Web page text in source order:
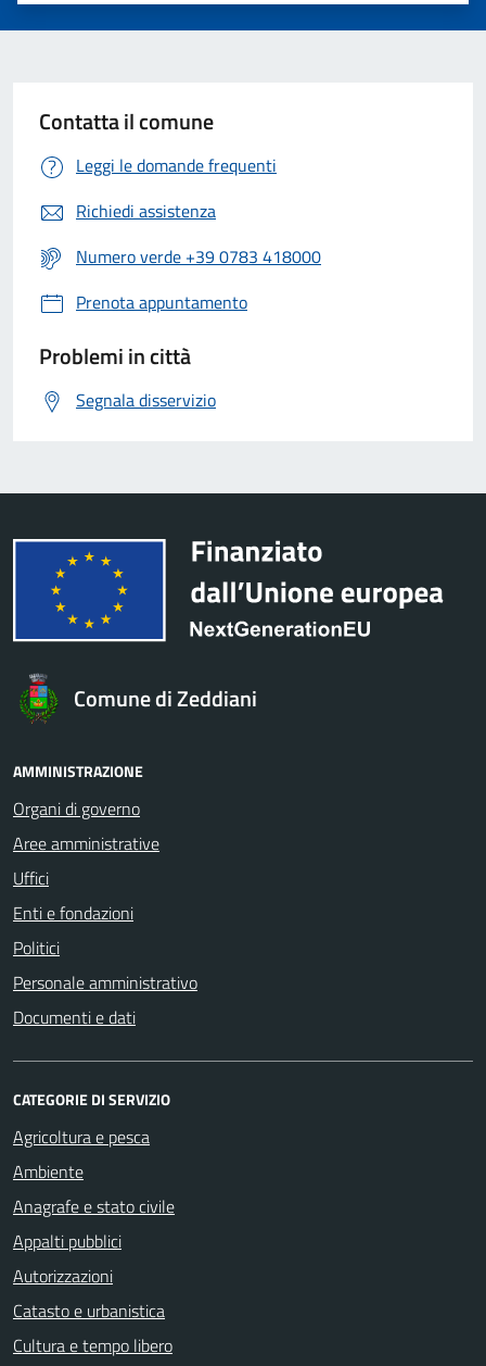
Contatta il comune
Leggi le domande frequenti
Richiedi assistenza
Numero verde +39 0783 418000
Prenota appuntamento
Problemi in città
Segnala disservizio
Comune di Zeddiani
AMMINISTRAZIONE
Organi di governo
Aree amministrative
Uffici
Enti e fondazioni
Politici
Personale amministrativo
Documenti e dati
CATEGORIE DI SERVIZIO
Agricoltura e pesca
Ambiente
Anagrafe e stato civile
Appalti pubblici
Autorizzazioni
Catasto e urbanistica
Cultura e tempo libero